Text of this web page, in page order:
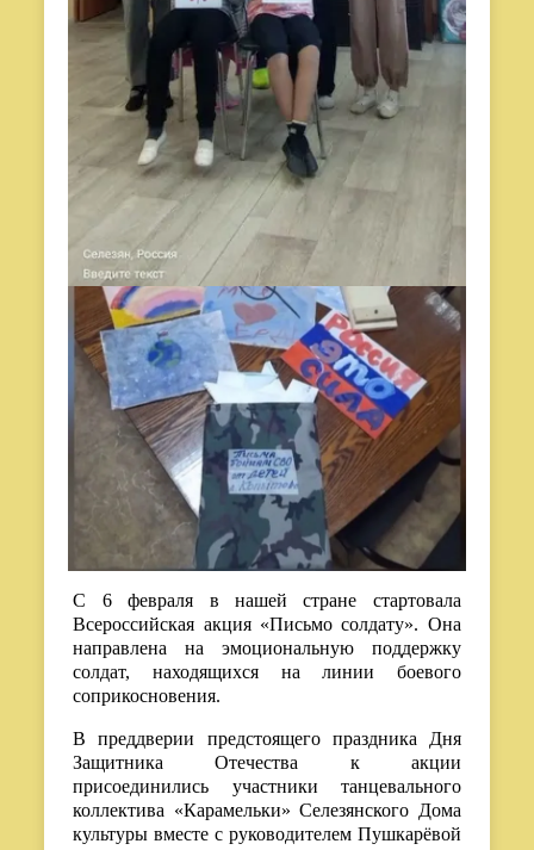
С 6 февраля в нашей стране стартовала
Всероссийская акция «Письмо солдату». Она
направлена на эмоциональную поддержку
солдат, находящихся на линии боевого
соприкосновения.
В преддверии предстоящего праздника Дня
Защитника Отечества к акции
присоединились участники танцевального
коллектива «Карамельки» Селезянского Дома
культуры вместе с руководителем Пушкарёвой